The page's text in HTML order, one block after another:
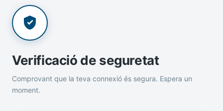
Verificació de seguretat
Comprovant que la teva connexió és segura. Espera un
moment.